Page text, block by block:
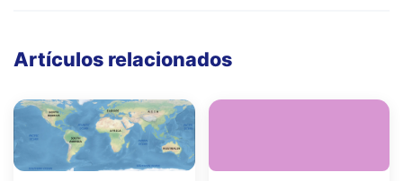
Artículos relacionados